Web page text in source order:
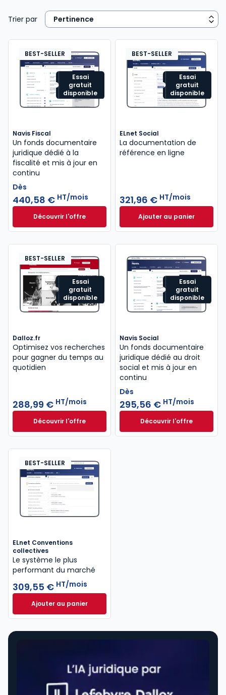
Trier par
Essai
gratuit
disponible
BEST-SELLER
Navis Fiscal
Un fonds documentaire
juridique dédié à la
fiscalité et mis à jour en
continu
Dès
440,58 € HT/mois
Découvrir l'offreNavis Fiscal à partir de
Dès
Essai
gratuit
disponible
BEST-SELLER
ELnet Social
La documentation de
référence en ligne
321,96 € HT/mois
Ajouter au panier
ELnet Social à
Essai
gratuit
disponible
BEST-SELLER
Dalloz.fr
Optimisez vos recherches
pour gagner du temps au
quotidien
288,99 € HT/mois
Découvrir l'offreDalloz.fr à partir de 288,99 €HT/mois
Essai
gratuit
disponible
Navis Social
Un fonds documentaire
juridique dédié au droit
social et mis à jour en
continu
Dès
295,56 € HT/mois
Découvrir l'offre
Navis Social à
Dès
BEST-SELLER
ELnet Conventions
collectives
Le système le plus
performant du marché
309,55 € HT/mois
Ajouter au panierELnet Conventions collectives à 309,55 €